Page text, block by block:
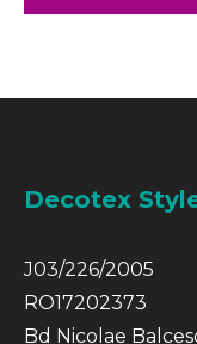
Decotex
J03/226/2005
RO17202373
Bd Nicolae